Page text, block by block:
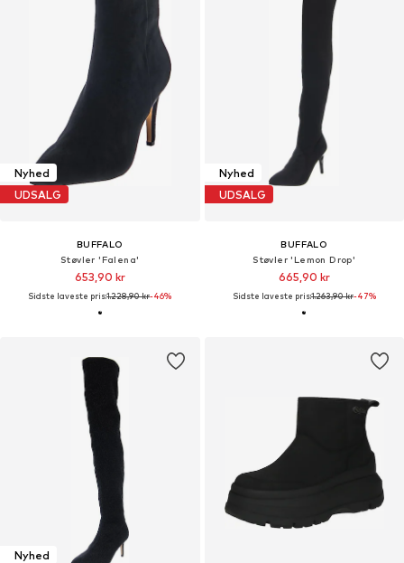
Nyhed
UDSALG
BUFFALO
Støvler 'Falena'
653,90 kr
Sidste laveste pris:1.228,90 kr-46%
Nyhed
UDSALG
BUFFALO
Støvler 'Lemon Drop'
665,90 kr
Sidste laveste pris:1.263,90 kr-47%
Nyhed